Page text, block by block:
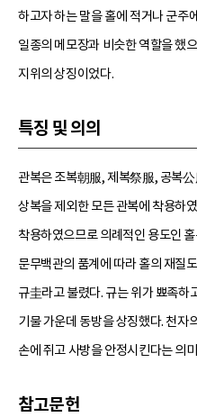
하고자 하는 말을 홀에 적거나 군주
일종의 메모장과 비슷한 역할을 했
지위의 상징이었다.
특징 및 의의
관복은 조복朝服, 제복祭服, 공복
상복을 제외한 모든 관복에 착용하
착용하였으므로 의례적인 용도인
문무백관의 품계에 따라 홀의 재질
규圭라고 불렸다. 규는 위가 뾰족하
기물 가운데 동방을 상징했다. 천
손에 쥐고 사방을 안정시킨다는 의
참고문헌